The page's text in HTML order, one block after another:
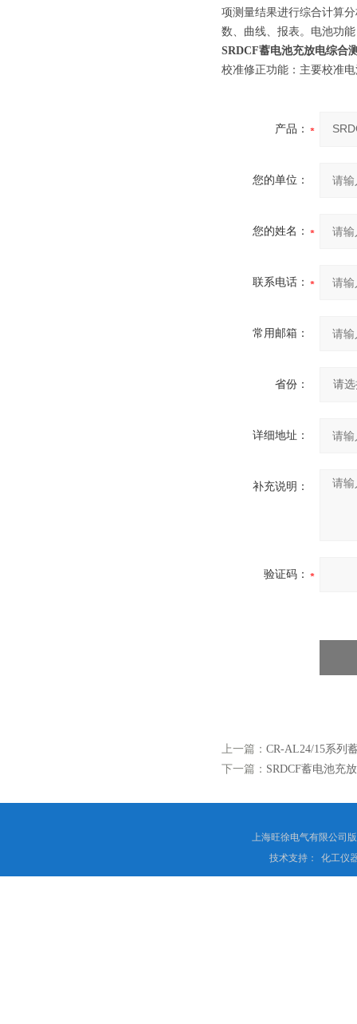
项测量结果进行综合计算
数、曲线、报表。电池功
SRDCF蓄电池充放电综合
校准修正功能：主要校准
产品：
您的单位：
您的姓名：
联系电话：
常用邮箱：
省份：
详细地址：
补充说明：
验证码：
上一篇： CR-AL24/15系列
下一篇： SRDCF蓄电池充
上海旺徐电气有限公司
技术支持：
化工仪